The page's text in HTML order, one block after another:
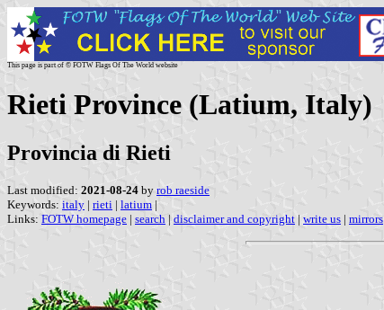
This page is part of © FOTW Flags Of The World website
Rieti Province (Latium, Italy)
Provincia di Rieti
Last modified: 2021-08-24 by rob raeside
Keywords: italy | rieti | latium |
Links: FOTW homepage | search | disclaimer and copyright | write us | mirrors